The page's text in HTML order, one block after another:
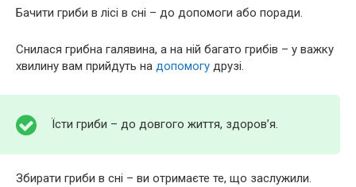
Бачити гриби в лісі в сні – до допомоги або поради.
Снилася грибна галявина, а на ній багато грибів – у важку
хвилину вам прийдуть на допомогу друзі.
Їсти гриби – до довгого життя, здоров’я.
Збирати гриби в сні – ви отримаєте те, що заслужили.